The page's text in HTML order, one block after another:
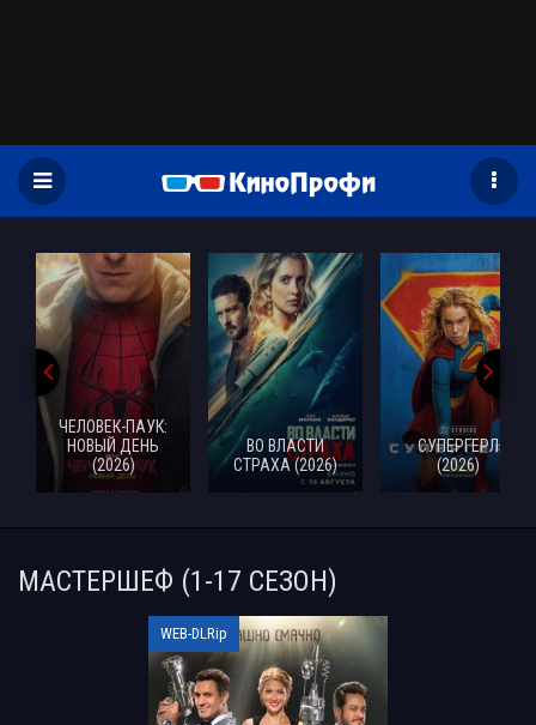
ЧЕЛОВЕК-ПАУК:
НОВЫЙ ДЕНЬ
(2026)
ВО ВЛАСТИ
СТРАХА (2026)
СУПЕРГЕРЛ
(2026)
МАСТЕРШЕФ (1-17 СЕЗОН)
WEB-DLRip